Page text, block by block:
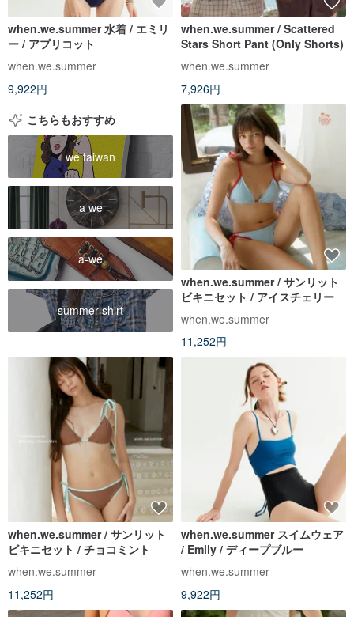
when.we.summer 水着 / エミリ
ー / アプリコット
when.we.summer
9,922円
when.we.summer / Scattered
Stars Short Pant (Only Shorts)
when.we.summer
7,926円
こちらもおすすめ
we taiwan
a we
a-we
summer shirt
when.we.summer / サンリット
ビキニセット / アイスチェリー
when.we.summer
11,252円
when.we.summer / サンリット
ビキニセット / チョコミント
when.we.summer
11,252円
when.we.summer スイムウェア
/ Emily / ディープブルー
when.we.summer
9,922円